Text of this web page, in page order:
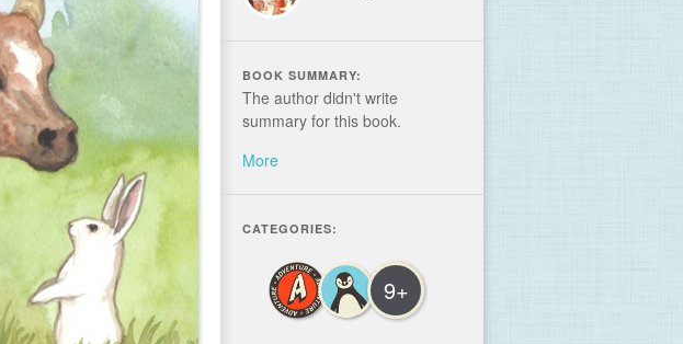
BOOK SUMMARY:
The author didn't write
summary for this book.
More
CATEGORIES:
9+